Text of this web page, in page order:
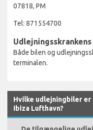
07818, PM
Tel: 871554700
Både bilen og
terminalen.
Hvilke udlejningbiler
Ibiza Lufthavn?